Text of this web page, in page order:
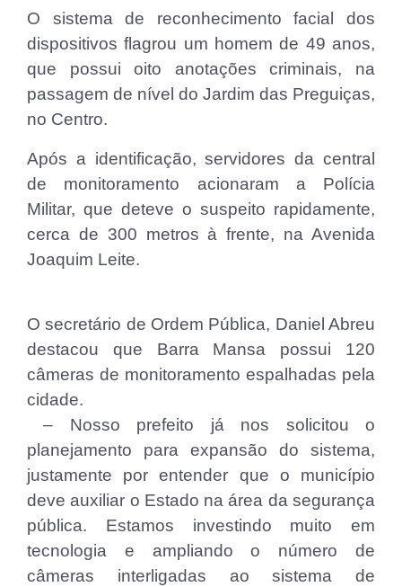
O sistema de reconhecimento facial dos
dispositivos flagrou um homem de 49 anos,
que possui oito anotações criminais, na
passagem de nível do Jardim das Preguiças,
no Centro.
Após a identificação, servidores da central
de monitoramento acionaram a Polícia
Militar, que deteve o suspeito rapidamente,
cerca de 300 metros à frente, na Avenida
Joaquim Leite.
O secretário de Ordem Pública, Daniel Abreu
destacou que Barra Mansa possui 120
câmeras de monitoramento espalhadas pela
cidade.
– Nosso prefeito já nos solicitou o
planejamento para expansão do sistema,
justamente por entender que o município
deve auxiliar o Estado na área da segurança
pública. Estamos investindo muito em
tecnologia e ampliando o número de
câmeras interligadas ao sistema de